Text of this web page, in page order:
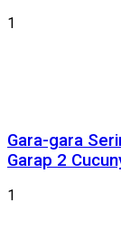
1
Gara-gara
Garap 2
1